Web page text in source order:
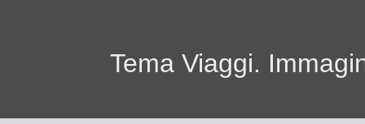
Tema Viaggi.